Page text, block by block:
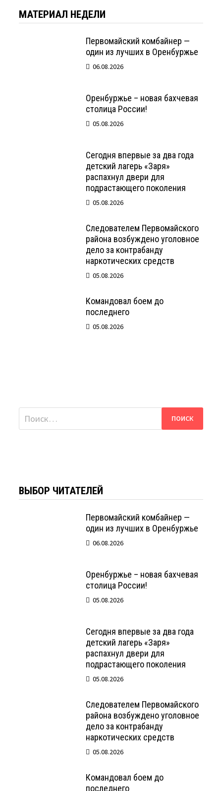
МАТЕРИАЛ НЕДЕЛИ
Первомайский комбайнер —
один из лучших в Оренбуржье
06.08.2026
Оренбуржье – новая бахчевая
столица России!
05.08.2026
Сегодня впервые за два года
детский лагерь «Заря»
распахнул двери для
подрастающего поколения
05.08.2026
Следователем Первомайского
района возбуждено уголовное
дело за контрабанду
наркотических средств
05.08.2026
Командовал боем до
последнего
05.08.2026
Найти:
ВЫБОР ЧИТАТЕЛЕЙ
Первомайский комбайнер —
один из лучших в Оренбуржье
06.08.2026
Оренбуржье – новая бахчевая
столица России!
05.08.2026
Сегодня впервые за два года
детский лагерь «Заря»
распахнул двери для
подрастающего поколения
05.08.2026
Следователем Первомайского
района возбуждено уголовное
дело за контрабанду
наркотических средств
05.08.2026
Командовал боем до
последнего